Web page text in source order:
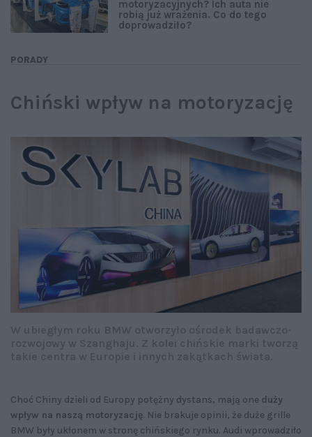
PORADY
motoryzacyjnych? Ich auta nie
robią już wrażenia. Co do tego
doprowadziło?
Chiński wpływ na motoryzację
Choć Chiny dzieli od Europy potężny dystans, mają one duży
wpływ na naszą motoryzację. Nie brakuje opinii, że duże grille
BMW były ukłonem w stronę chińskiego rynku. Audi wprowadziło